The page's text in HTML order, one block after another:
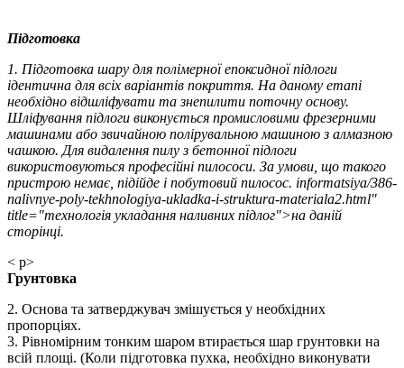
Підготовка
1. Підготовка шару для полімерної епоксидної підлоги
ідентична для всіх варіантів покриття. На даному етапі
необхідно відшліфувати та знепилити поточну основу.
Шліфування підлоги виконується промисловими фрезерними
машинами або звичайною полірувальною машиною з алмазною
чашкою. Для видалення пилу з бетонної підлоги
використовуються професійні пилососи. За умови, що такого
пристрою немає, підійде і побутовий пилосос. informatsiya/386-
nalivnye-poly-tekhnologiya-ukladka-i-struktura-materiala2.html"
title="технологія укладання наливних підлог">на даній
сторінці.
< p>
Грунтовка
2. Основа та затверджувач змішується у необхідних
пропорціях.
3. Рівномірним тонким шаром втирається шар грунтовки на
всій площі. (Коли підготовка пухка, необхідно виконувати